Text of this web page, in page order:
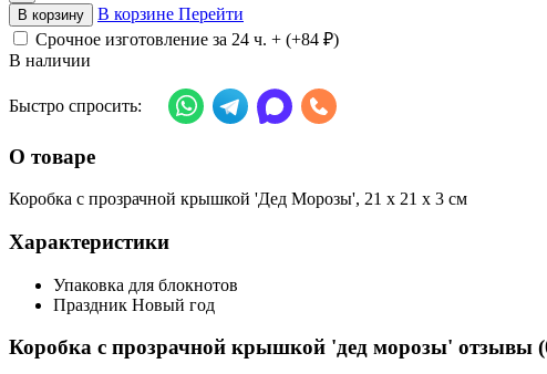
В корзину
В корзине Перейти
Срочное изготовление за 24 ч. + (+84 ₽)
В наличии
Быстро спросить:
О товаре
Коробка с прозрачной крышкой 'Дед Морозы', 21 х 21 х 3 см
Характеристики
Упаковка для блокнотов
Праздник Новый год
Коробка с прозрачной крышкой 'дед морозы' отзывы